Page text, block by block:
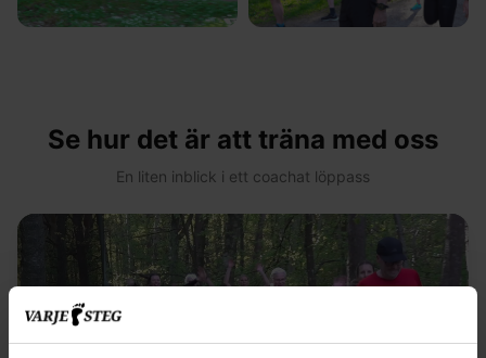
Se hur det är att träna med oss
En liten inblick i ett coachat löppass